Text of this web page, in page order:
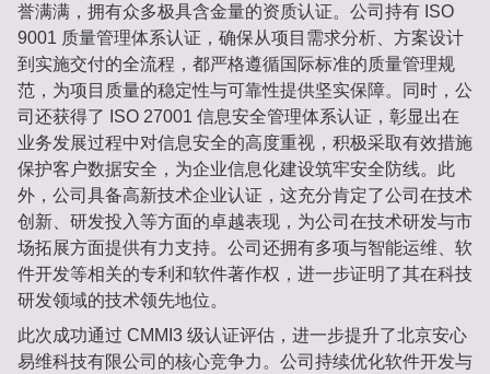
誉满满，拥有众多极具含金量的资质认证。公司持有 ISO
9001 质量管理体系认证，确保从项目需求分析、方案设计
到实施交付的全流程，都严格遵循国际标准的质量管理规
范，为项目质量的稳定性与可靠性提供坚实保障。同时，公
司还获得了 ISO 27001 信息安全管理体系认证，彰显出在
业务发展过程中对信息安全的高度重视，积极采取有效措施
保护客户数据安全，为企业信息化建设筑牢安全防线。此
外，公司具备高新技术企业认证，这充分肯定了公司在技术
创新、研发投入等方面的卓越表现，为公司在技术研发与市
场拓展方面提供有力支持。公司还拥有多项与智能运维、软
件开发等相关的专利和软件著作权，进一步证明了其在科技
研发领域的技术领先地位。
此次成功通过 CMMI3 级认证评估，进一步提升了北京安心
易维科技有限公司的核心竞争力。公司持续优化软件开发与